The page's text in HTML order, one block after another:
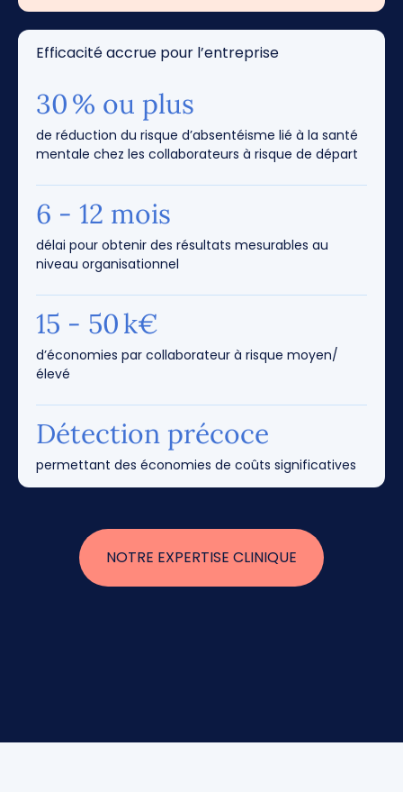
Efficacité accrue pour l’entreprise
30 % ou plus
de réduction du risque d’absentéisme lié à la santé
mentale chez les collaborateurs à risque de départ
6 - 12 mois
délai pour obtenir des résultats mesurables au
niveau organisationnel
15 - 50 k€
d’économies par collaborateur à risque moyen/
élevé
Détection précoce
permettant des économies de coûts significatives
NOTRE EXPERTISE CLINIQUE